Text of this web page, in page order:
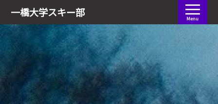
一橋大学スキー部 Menu
会員ログイン